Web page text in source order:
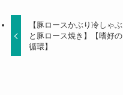
【豚ロースかぶり冷しゃぶ
と豚ロース焼き】【嗜好の
循環】